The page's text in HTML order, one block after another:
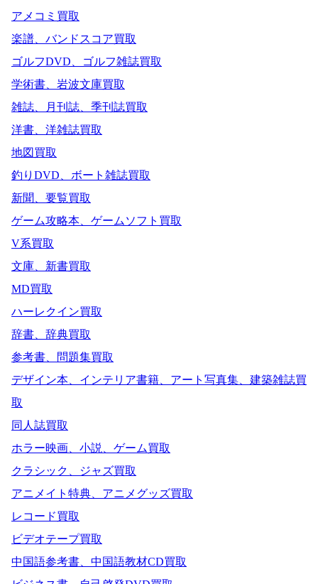
アメコミ買取
楽譜、バンドスコア買取
ゴルフDVD、ゴルフ雑誌買取
学術書、岩波文庫買取
雑誌、月刊誌、季刊誌買取
洋書、洋雑誌買取
地図買取
釣りDVD、ボート雑誌買取
新聞、要覧買取
ゲーム攻略本、ゲームソフト買取
V系買取
文庫、新書買取
MD買取
ハーレクイン買取
辞書、辞典買取
参考書、問題集買取
デザイン本、インテリア書籍、アート写真集、建築雑誌買
取
同人誌買取
ホラー映画、小説、ゲーム買取
クラシック、ジャズ買取
アニメイト特典、アニメグッズ買取
レコード買取
ビデオテープ買取
中国語参考書、中国語教材CD買取